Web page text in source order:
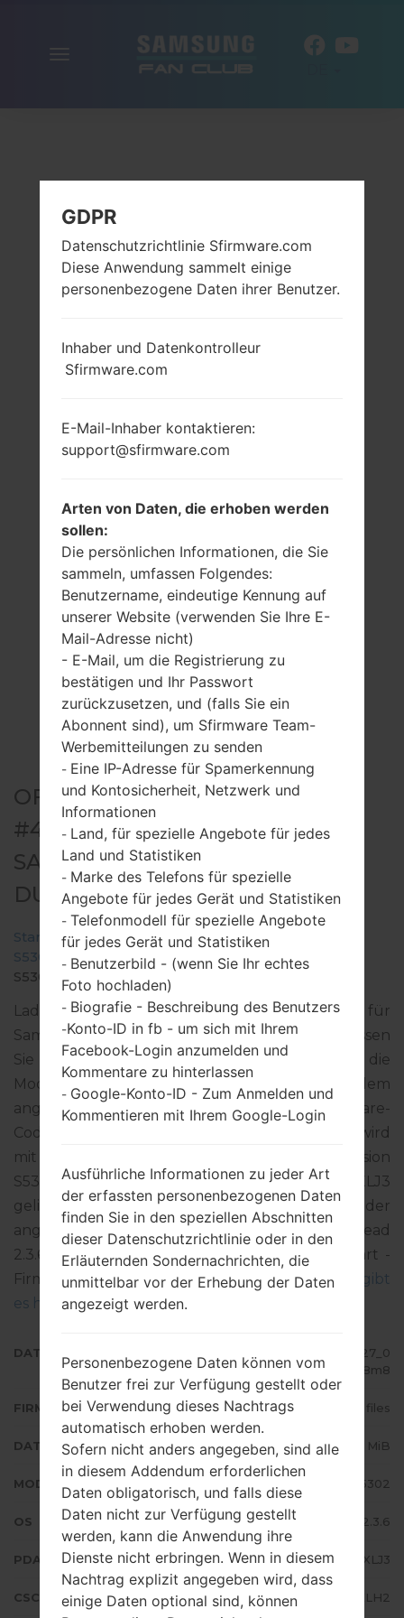
OFFIZIELLER FIRMWARE
#44934 FÜR GT-S5302 -
SAMSUNGGALAXY POCKET
DUOS
Startseite →Galaxy Pocket Duos →SamsungGT-
S5302
→GT-
S5302_ETL_1_20121024143127_0iviq928m8.zip
Laden Sie das neueste Firmware-Update für
Samsung Galaxy Pocket Duos herunter. Vergessen
Sie jedoch nicht zu überprüfen, ob die
Modellnummer Ihres Smartphones dem
angegebenen GT-S5302 entspricht. Der Firmware-
Code XFA ist für SOUTH AFRICA. Das Produkt wird
mit der PDA-Version S5302XXLJ3 und CSC-Version
S5302OXXLH2, MODEM-Version S5302XXLJ3
geliefert. Die Betriebssystemversion der
angegebenen Firmware ist Android Gingerbread
2.3.6. Detalierte Anleitung, wie man die Standart -
Firmware auf Samsung-Geräten geflascht wird,
gibt
es hier
DATEINAME
GT-S5302_ETL_1_20121024143127_0
iviq928m8
FIRMWARE TYP 4 files
DATEIGRÖSSE 154.37 MiB
MODELL Samsung GT-S5302
OS Android Gingerbread 2.3.6
PDA/AP AUSFÜHRUNG S5302XXLJ3
CSC AUSFÜHRUNG S5302OXXLH2
GDPR
Datenschutzrichtlinie Sfirmware.com
Diese Anwendung sammelt einige
personenbezogene Daten ihrer Benutzer.
Inhaber und Datenkontrolleur
Sfirmware.com
E-Mail-Inhaber kontaktieren:
support@sfirmware.com
Arten von Daten, die erhoben werden
sollen:
Die persönlichen Informationen, die Sie
sammeln, umfassen Folgendes:
Benutzername, eindeutige Kennung auf
unserer Website (verwenden Sie Ihre E-
Mail-Adresse nicht)
- E-Mail, um die Registrierung zu
bestätigen und Ihr Passwort
zurückzusetzen, und (falls Sie ein
Abonnent sind), um Sfirmware Team-
Werbemitteilungen zu senden
- Eine IP-Adresse für Spamerkennung
und Kontosicherheit, Netzwerk und
Informationen
- Land, für spezielle Angebote für jedes
Land und Statistiken
- Marke des Telefons für spezielle
Angebote für jedes Gerät und Statistiken
- Telefonmodell für spezielle Angebote
für jedes Gerät und Statistiken
- Benutzerbild - (wenn Sie Ihr echtes
Foto hochladen)
- Biografie - Beschreibung des Benutzers
-Konto-ID in fb - um sich mit Ihrem
Facebook-Login anzumelden und
Kommentare zu hinterlassen
- Google-Konto-ID - Zum Anmelden und
Kommentieren mit Ihrem Google-Login
Ausführliche Informationen zu jeder Art
der erfassten personenbezogenen Daten
finden Sie in den speziellen Abschnitten
dieser Datenschutzrichtlinie oder in den
Erläuternden Sondernachrichten, die
unmittelbar vor der Erhebung der Daten
angezeigt werden.
Personenbezogene Daten können vom
Benutzer frei zur Verfügung gestellt oder
bei Verwendung dieses Nachtrags
automatisch erhoben werden.
Sofern nicht anders angegeben, sind alle
in diesem Addendum erforderlichen
Daten obligatorisch, und falls diese
Daten nicht zur Verfügung gestellt
werden, kann die Anwendung ihre
Dienste nicht erbringen. Wenn in diesem
Nachtrag explizit angegeben wird, dass
einige Daten optional sind, können